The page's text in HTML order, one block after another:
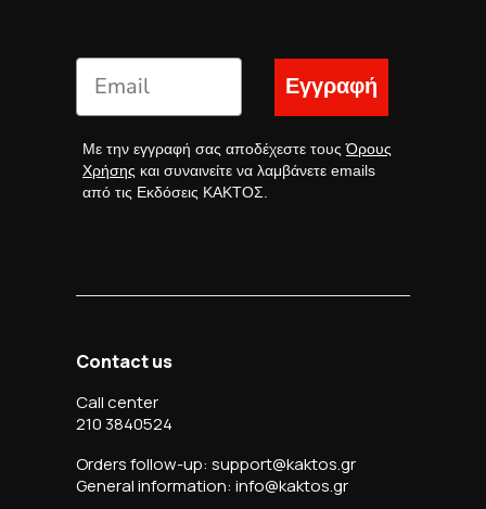
Εγγραφή
Με την εγγραφή σας αποδέχεστε τουςΌρους
Χρήσης και συναινείτε να λαμβάνετε emails
από τις Εκδόσεις ΚΑΚΤΟΣ.
Contact us
Call center
210 3840524
Orders follow-up: support@kaktos.gr
General information: info@kaktos.gr